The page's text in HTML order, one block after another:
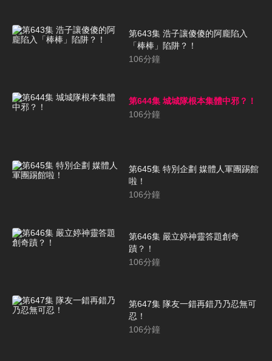
第643集 浩子讓傻傻的阿龐陷入
「棒棒」陷阱？！
106分鐘
第644集 城城隊根本集體中邪？！
106分鐘
第645集 特別企劃 媒體人軍團踢館
啦！
106分鐘
第646集 嚴立婷神靈答題創奇
蹟？！
106分鐘
第647集 隊友一錯再錯乃乃忍無可
忍！
106分鐘